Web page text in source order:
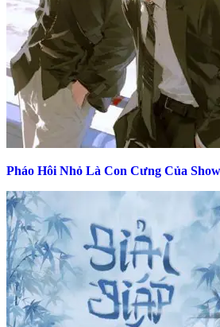
Pháo Hôi Nhỏ Là Con Cưng Của